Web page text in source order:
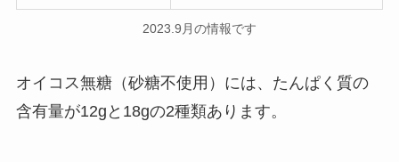
2023.9月の情報です
オイコス無糖（砂糖不使用）には、たんぱく質の
含有量が12gと18gの2種類あります。